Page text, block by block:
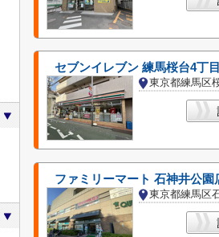
セブンイレブン 練馬桜台4丁
東京都練馬区
ファミリーマート 石神井公園
東京都練馬区